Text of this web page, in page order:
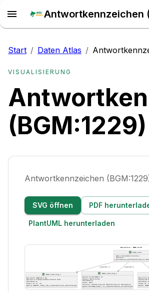
Start / Daten Atlas /
VISUALISIERUNG
(BGM:1229)
Antwortkennzeichen
SVG öffnen PDF
PlantUML herunterladen